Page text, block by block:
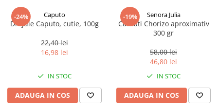
-24% Caputo
Drojdie Caputo, cutie, 100g
22,40 lei
16,98 lei
IN STOC
ADAUGA IN COS
-19% Senora Julia
Carnati Chorizo aproximativ
300 gr
58,00 lei
46,80 lei
IN STOC
ADAUGA IN COS